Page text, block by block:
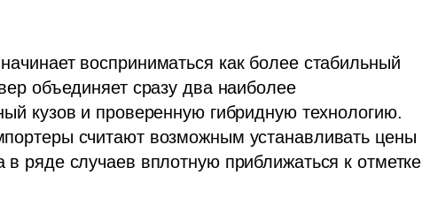
восприниматься как более стабильный
объединяет сразу два наиболее
кузов и проверенную гибридную технологию.
считают возможным устанавливать цены
ряде случаев вплотную приближаться к отметке